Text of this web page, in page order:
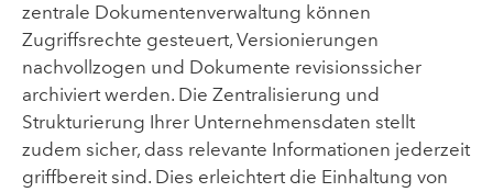
zentrale Dokumentenverwaltung können
Zugriffsrechte gesteuert, Versionierungen
nachvollzogen und Dokumente revisionssicher
archiviert werden. Die Zentralisierung und
Strukturierung Ihrer Unternehmensdaten stellt
zudem sicher, dass relevante Informationen jederzeit
griffbereit sind. Dies erleichtert die Einhaltung von